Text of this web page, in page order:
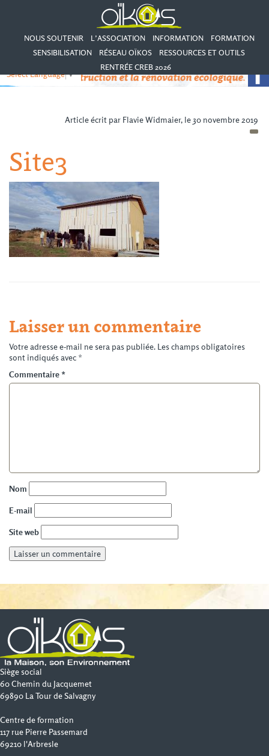
NOUS SOUTENIR L’ASSOCIATION INFORMATION
FORMATION
SENSIBILISATION
RÉSEAU OÏKOS
RESSOURCES ET OUTILS
RENTRÉE CREB 2026
Select Language▼
Article écrit par Flavie Widmaier, le 30 novembre 2019
Site3
Laisser un commentaire
Votre adresse e-mail ne sera pas publiée. Les champs obligatoires
sont indiqués avec *
Commentaire *
Nom
E-mail
Site web
Siège social
60 Chemin du Jacquemet
69890 La Tour de Salvagny
Centre de formation
117 rue Pierre Passemard
69210 l'Arbresle